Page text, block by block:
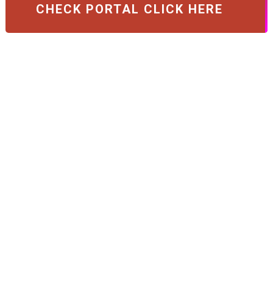
CHECK PORTAL CLICK HERE